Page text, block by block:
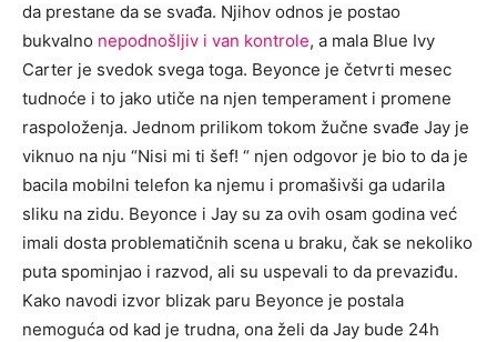
da prestane da se svađa. Njihov odnos je postao
bukvalno nepodnošljiv i van kontrole, a mala Blue Ivy
Carter je svedok svega toga. Beyonce je četvrti mesec
tudnoće i to jako utiče na njen temperament i promene
raspoloženja. Jednom prilikom tokom žučne svađe Jay je
viknuo na nju “Nisi mi ti šef! “ njen odgovor je bio to da je
bacila mobilni telefon ka njemu i promašivši ga udarila
sliku na zidu. Beyonce i Jay su za ovih osam godina već
imali dosta problematičnih scena u braku, čak se nekoliko
puta spominjao i razvod, ali su uspevali to da prevaziđu.
Kako navodi izvor blizak paru Beyonce je postala
nemoguća od kad je trudna, ona želi da Jay bude 24h